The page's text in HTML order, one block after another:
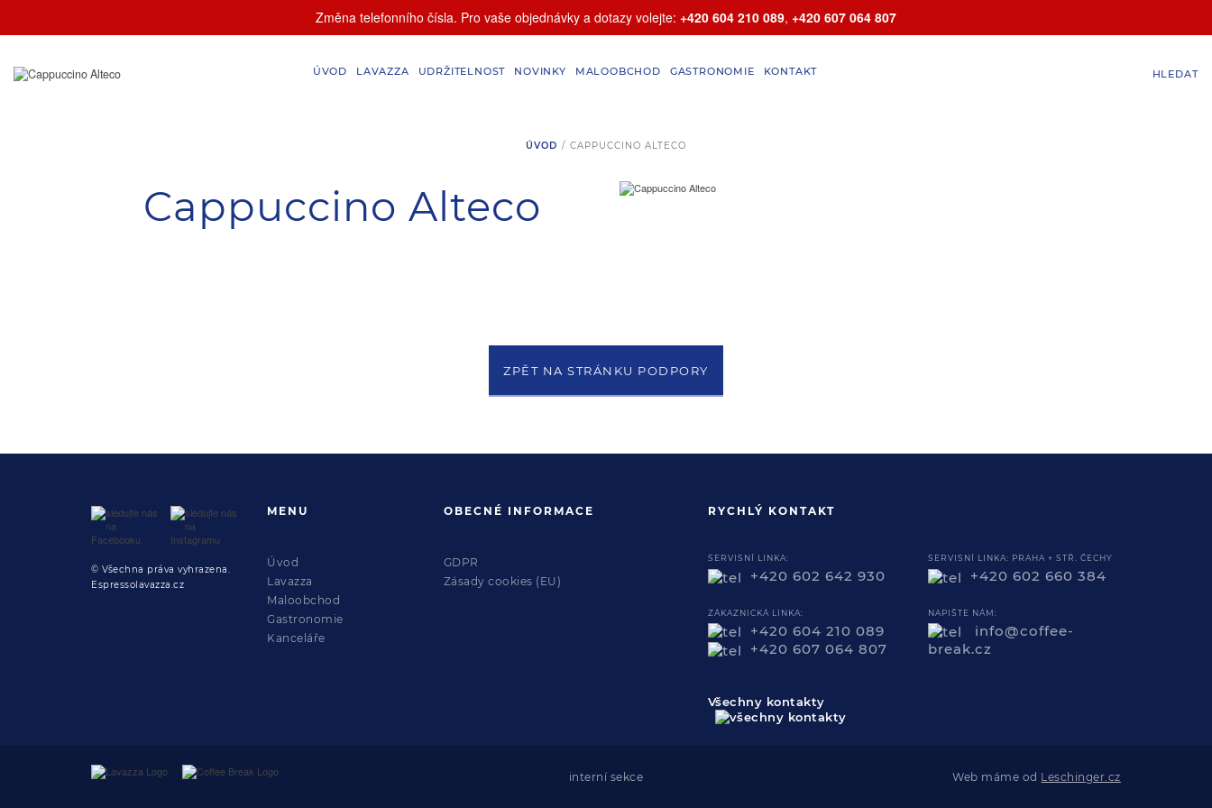
Změna telefonního čísla. Pro vaše objednávky a dotazy volejte: +420 604 210 089, +420 607 064 807
ÚVOD LAVAZZA UDRŽITELNOST NOVINKY MALOOBCHOD GASTRONOMIE KONTAKT HLEDAT
ÚVOD / CAPPUCCINO ALTECO
Cappuccino Alteco
ZPĚT NA STRÁNKU PODPORY
© Všechna práva vyhrazena.
Espressolavazza.cz
MENU
Úvod
Lavazza
Maloobchod
Gastronomie
Kanceláře
OBECNÉ INFORMACE
GDPR
Zásady cookies (EU)
RYCHLÝ KONTAKT
SERVISNÍ LINKA:
+420 602 642 930
SERVISNÍ LINKA: PRAHA + STŘ. ČECHY
+420 602 660 384
ZÁKAZNICKÁ LINKA:
+420 604 210 089
+420 607 064 807
NAPIŠTE NÁM:
info@coffee-
break.cz
Všechny kontakty
interní sekce Web máme od Leschinger.cz